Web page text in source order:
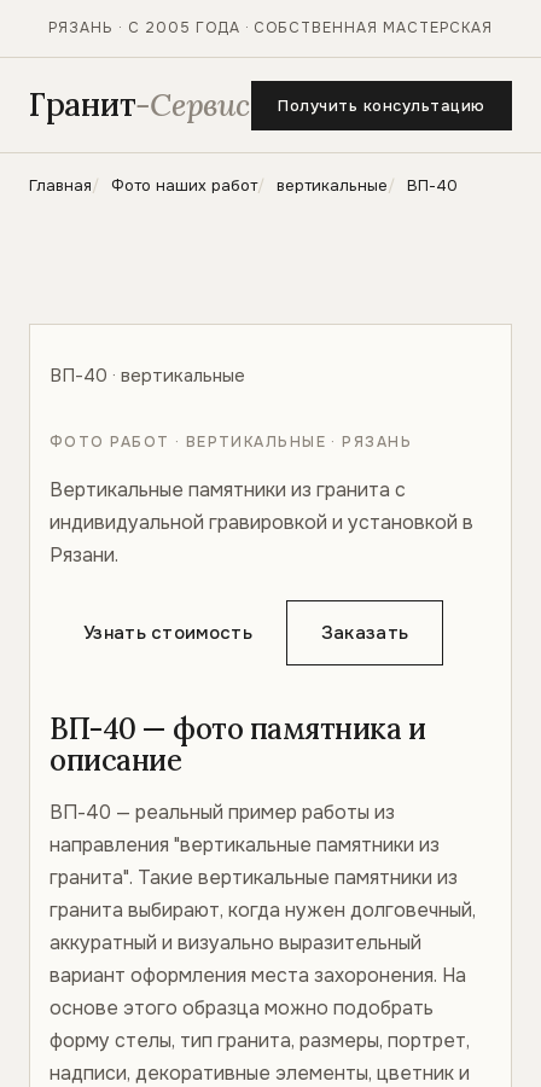
РЯЗАНЬ · С 2005 ГОДА · СОБСТВЕННАЯ МАСТЕРСКАЯ
Гранит-Сервис Получить консультацию
Главная Фото наших работ вертикальные ВП-40
ВП-40 · вертикальные
ФОТО РАБОТ · ВЕРТИКАЛЬНЫЕ · РЯЗАНЬ
Вертикальные памятники из гранита с
индивидуальной гравировкой и установкой в
Рязани.
Узнать стоимость Заказать
ВП-40 — фото памятника и
описание
ВП-40 — реальный пример работы из
направления "вертикальные памятники из
гранита". Такие вертикальные памятники из
гранита выбирают, когда нужен долговечный,
аккуратный и визуально выразительный
вариант оформления места захоронения. На
основе этого образца можно подобрать
форму стелы, тип гранита, размеры, портрет,
надписи, декоративные элементы, цветник и